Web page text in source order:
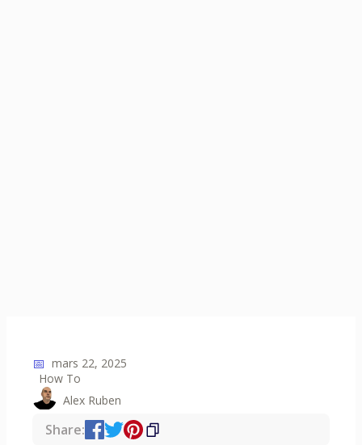
📅 mars 22, 2025
How To
Alex Ruben
Share: